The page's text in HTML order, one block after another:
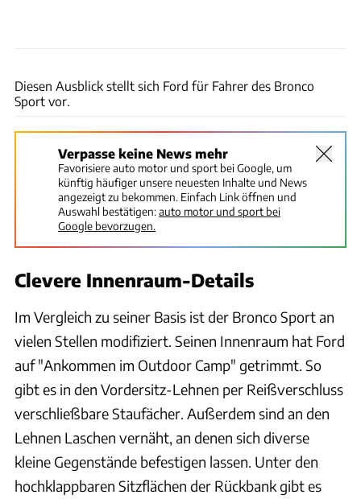
Diesen Ausblick stellt sich Ford für Fahrer des Bronco
Sport vor.
Verpasse keine News mehr
Favorisiere auto motor und sport bei Google, um
künftig häufiger unsere neuesten Inhalte und News
angezeigt zu bekommen. Einfach Link öffnen und
Auswahl bestätigen:auto motor und sport bei
Google bevorzugen.
Clevere Innenraum-Details
Im Vergleich zu seiner Basis ist der Bronco Sport an
vielen Stellen modifiziert. Seinen Innenraum hat Ford
auf "Ankommen im Outdoor Camp" getrimmt. So
gibt es in den Vordersitz-Lehnen per Reißverschluss
verschließbare Staufächer. Außerdem sind an den
Lehnen Laschen vernäht, an denen sich diverse
kleine Gegenstände befestigen lassen. Unter den
hochklappbaren Sitzflächen der Rückbank gibt es